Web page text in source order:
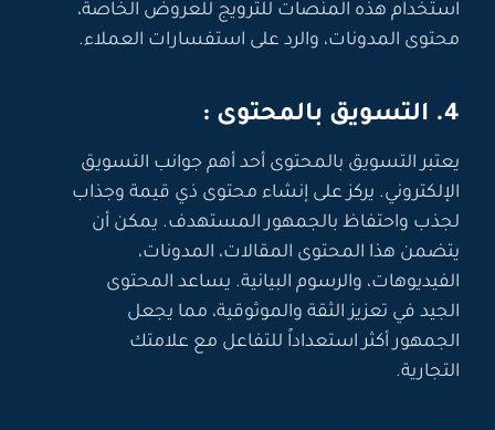
استخدام هذه المنصات للترويج للعروض الخاصة،
محتوى المدونات، والرد على استفسارات العملاء.
4. التسويق بالمحتوى :
يعتبر التسويق بالمحتوى أحد أهم جوانب التسويق
الإلكتروني. يركز على إنشاء محتوى ذي قيمة وجذاب
لجذب واحتفاظ بالجمهور المستهدف. يمكن أن
يتضمن هذا المحتوى المقالات، المدونات،
الفيديوهات، والرسوم البيانية. يساعد المحتوى
الجيد في تعزيز الثقة والموثوقية، مما يجعل
الجمهور أكثر استعداداً للتفاعل مع علامتك
التجارية.